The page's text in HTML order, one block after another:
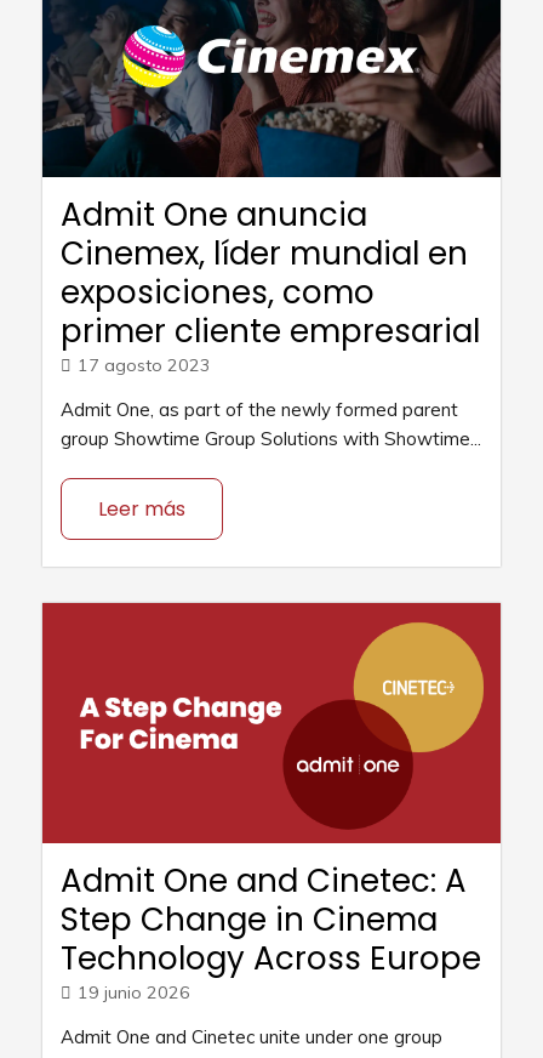
Admit One anuncia
Cinemex, líder mundial en
exposiciones, como
primer cliente empresarial
17 agosto 2023
Admit One, as part of the newly formed parent
group Showtime Group Solutions with Showtime...
Leer más
Admit One and Cinetec: A
Step Change in Cinema
Technology Across Europe
19 junio 2026
Admit One and Cinetec unite under one group